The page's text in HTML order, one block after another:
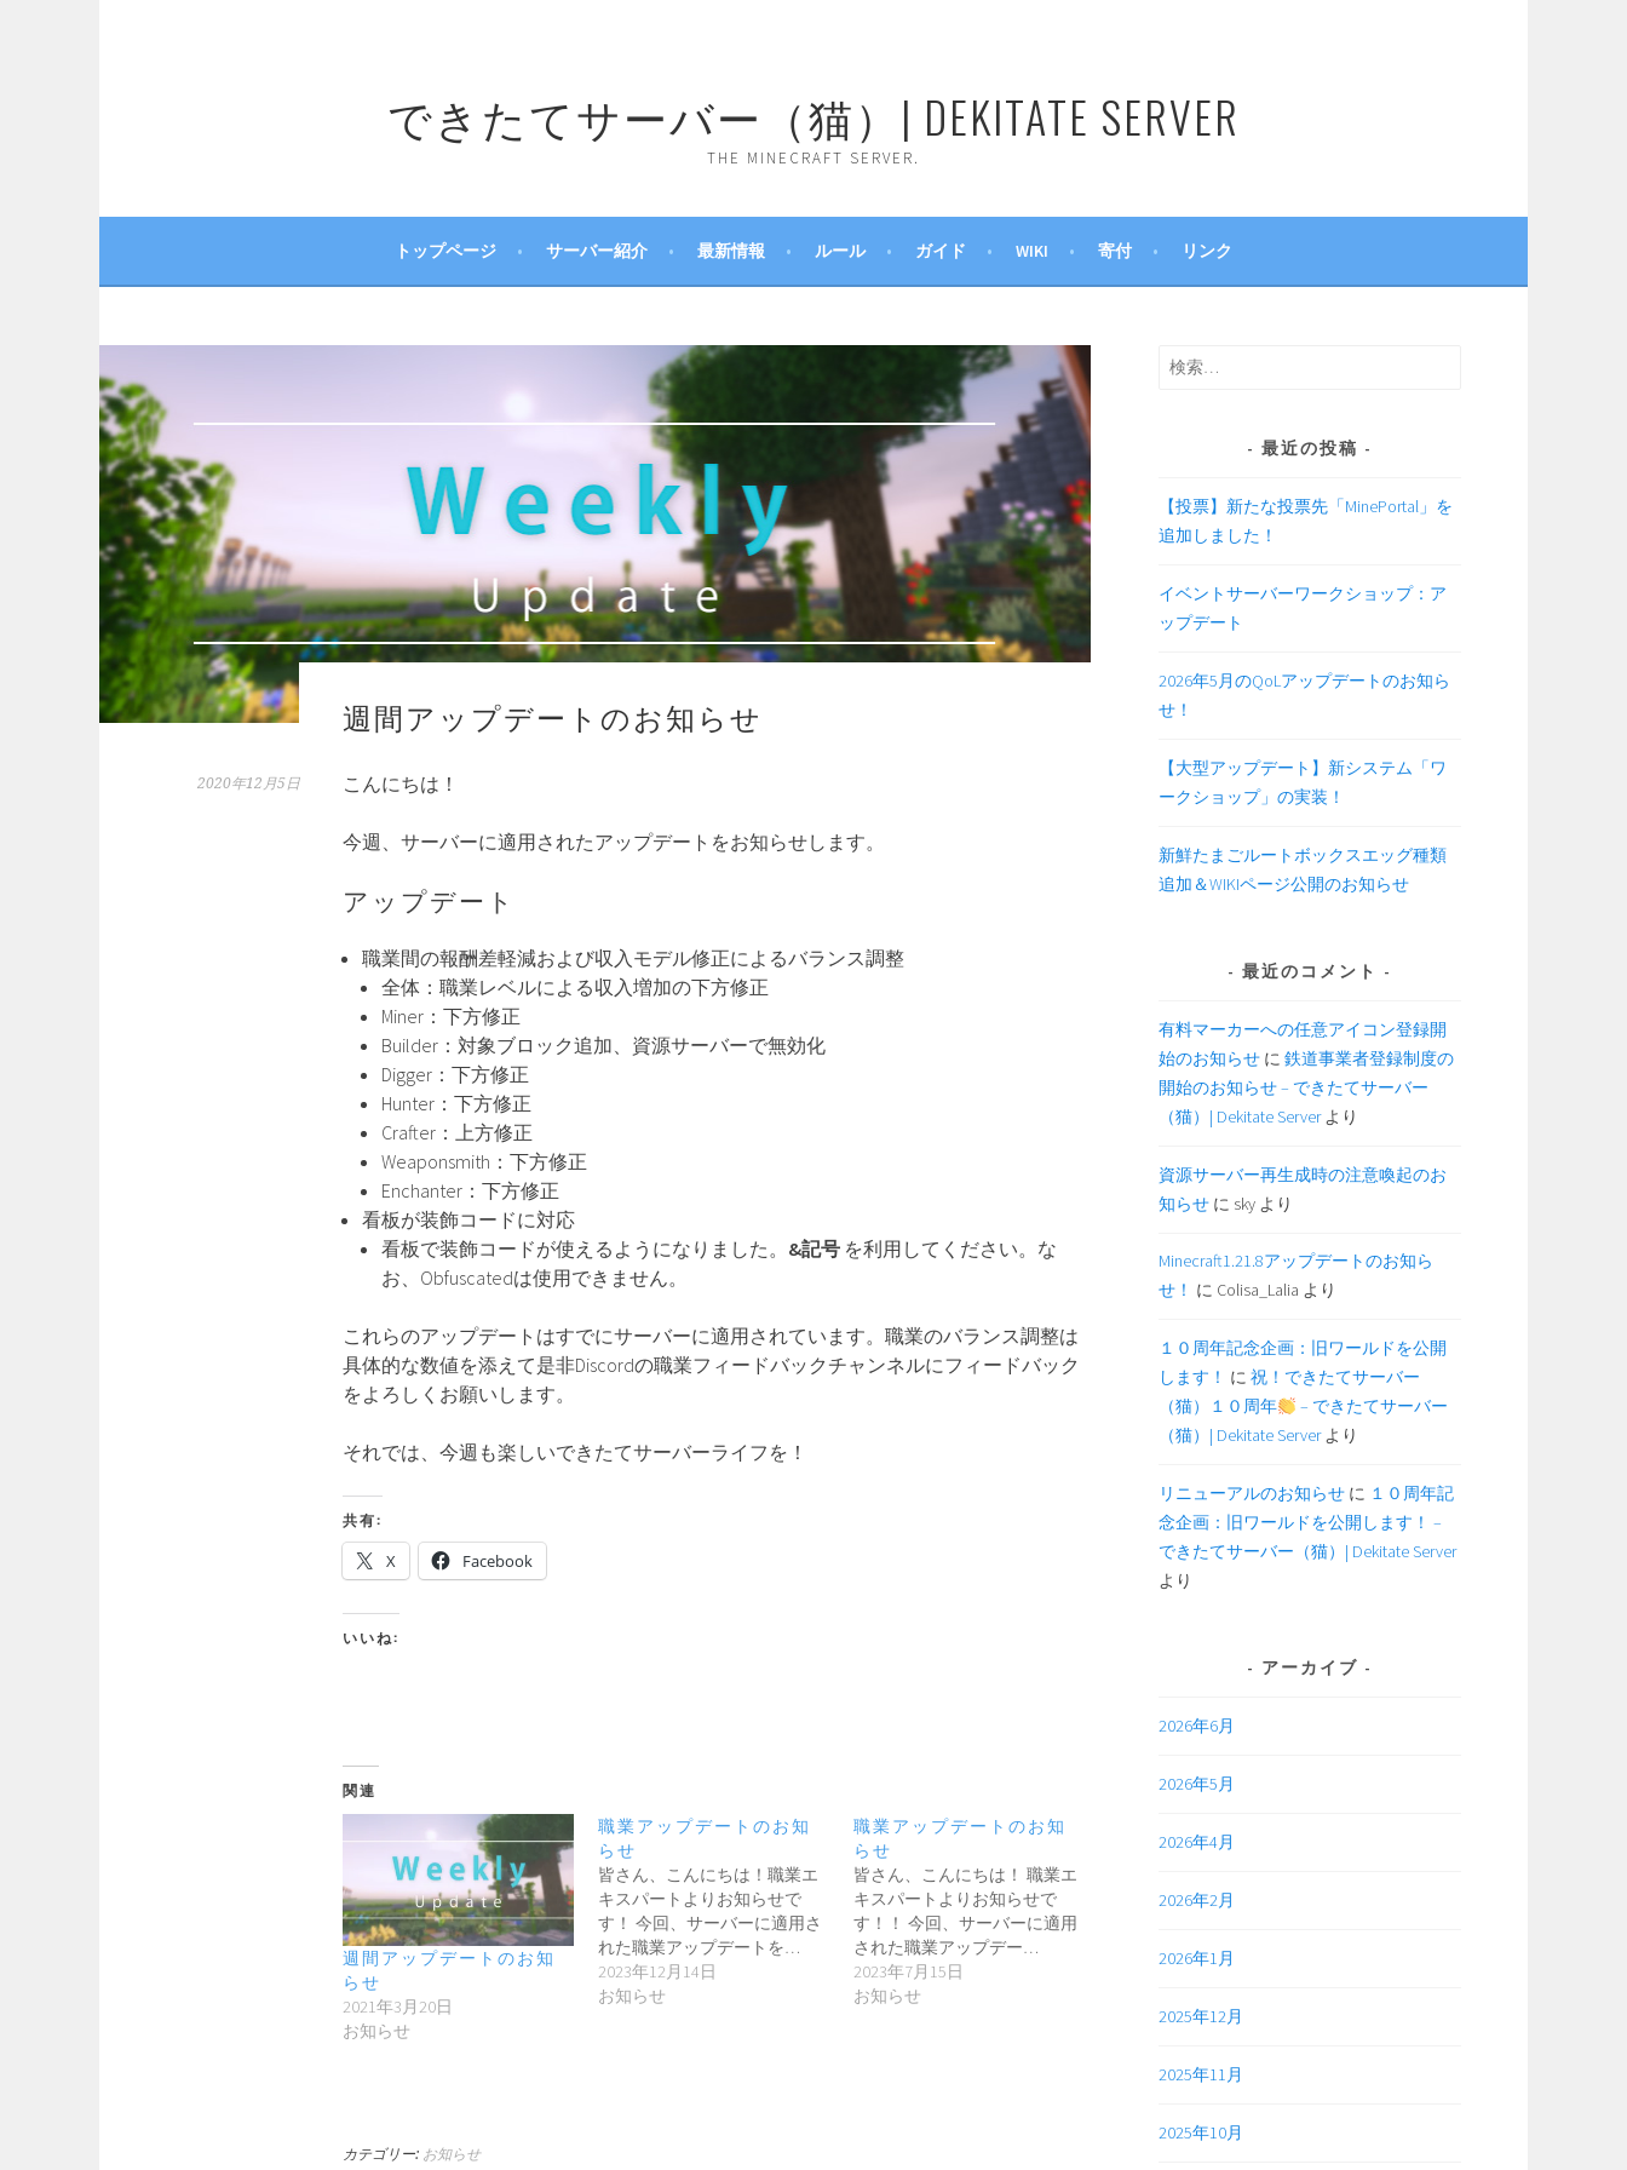
キ
できたてサーバー（猫）| DEKITATE SERVER
THE MINECRAFT SERVER.
トップページ サーバー紹介 最新情報 ルール ガイド WIKI 寄付 リンク
週間アップデートのお知らせ
2020年12月5日 こんにちは！
今週、サーバーに適用されたアップデートをお知らせします。
アップデート
職業間の報酬差軽減および収入モデル修正によるバランス調整
全体：職業レベルによる収入増加の下方修正
Miner：下方修正
Builder：対象ブロック追加、資源サーバーで無効化
Digger：下方修正
Hunter：下方修正
Crafter：上方修正
Weaponsmith：下方修正
Enchanter：下方修正
看板が装飾コードに対応
看板で装飾コードが使えるようになりました。 &記号 を利用してください。な
お、Obfuscatedは使用できません。
これらのアップデートはすでにサーバーに適用されています。職業のバランス調整は
具体的な数値を添えて是非Discordの職業フィードバックチャンネルにフィードバック
をよろしくお願いします。
それでは、今週も楽しいできたてサーバーライフを！
共有:
X Facebook
いいね:
関連
週間アップデートのお知
らせ
2021年3月20日
お知らせ
職業アップデートのお知
らせ
皆さん、こんにちは！職業エ
キスパートよりお知らせで
す！ 今回、サーバーに適用さ
れた職業アップデートを…
2023年12月14日
お知らせ
職業アップデートのお知
らせ
皆さん、こんにちは！ 職業エ
キスパートよりお知らせで
す！！ 今回、サーバーに適用
された職業アップデー…
2023年7月15日
お知らせ
カテゴリー: お知らせ
検
最近の投稿
【投票】新たな投票先「MinePortal」を
追加しました！
イベントサーバーワークショップ：ア
ップデート
2026年5月のQoLアップデートのお知ら
せ！
【大型アップデート】新システム「ワ
ークショップ」の実装！
新鮮たまごルートボックスエッグ種類
追加＆WIKIページ公開のお知らせ
最近のコメント
有料マーカーへの任意アイコン登録開
始のお知らせ に 鉄道事業者登録制度の
開始のお知らせ – できたてサーバー
（猫）| Dekitate Serverより
資源サーバー再生成時の注意喚起のお
知らせ に sky より
Minecraft1.21.8アップデートのお知ら
せ！ に Colisa_Lalia より
１０周年記念企画：旧ワールドを公開
します！ に 祝！できたてサーバー
（猫）１０周年
– できたてサーバー
（猫）| Dekitate Serverより
リニューアルのお知らせ に １０周年記
念企画：旧ワールドを公開します！ –
できたてサーバー（猫）| Dekitate Server
より
アーカイブ
2026年6月
2026年5月
2026年4月
2026年2月
2026年1月
2025年12月
2025年11月
2025年10月